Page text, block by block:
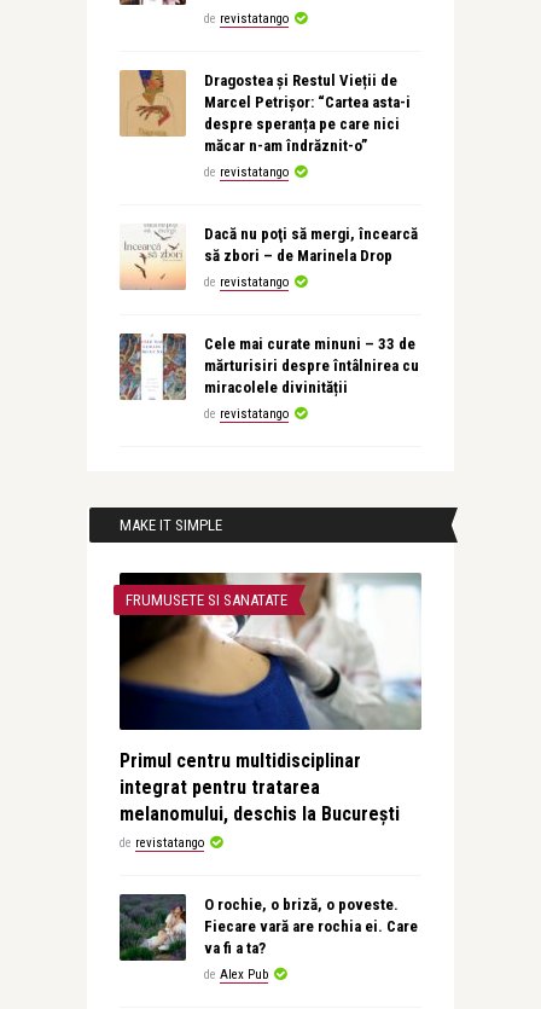
de revistatango
Dragostea și Restul Vieții de
Marcel Petrișor: “Cartea asta-i
despre speranța pe care nici
măcar n-am îndrăznit-o”
de revistatango
Dacă nu poţi să mergi, încearcă
să zbori – de Marinela Drop
de revistatango
Cele mai curate minuni – 33 de
mărturisiri despre întâlnirea cu
miracolele divinității
de revistatango
MAKE IT SIMPLE
FRUMUSETE SI SANATATE
Primul centru multidisciplinar
integrat pentru tratarea
melanomului, deschis la București
de revistatango
O rochie, o briză, o poveste.
Fiecare vară are rochia ei. Care
va fi a ta?
de Alex Pub